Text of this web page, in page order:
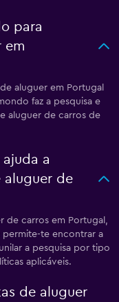
para
em
aluguer em Portugal
faz a pesquisa e
aluguer de carros de
a
aluguer de
de carros em Portugal,
permite-te encontrar a
a pesquisa por tipo
aplicáveis.
de aluguer